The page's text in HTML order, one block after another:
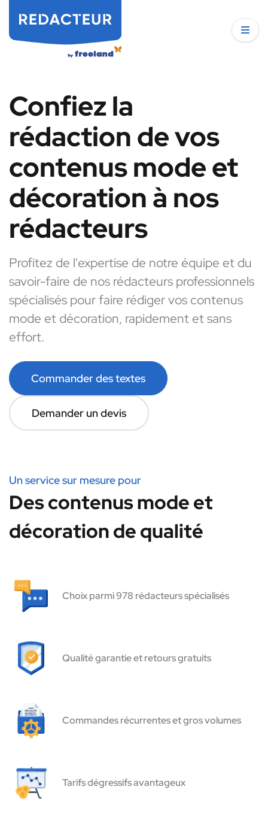
Confiez la
rédaction de vos
contenus mode et
décoration à nos
rédacteurs
Profitez de l'expertise de notre équipe et du
savoir-faire de nos rédacteurs professionnels
spécialisés pour faire rédiger vos contenus
mode et décoration, rapidement et sans
effort.
Commander des textes
Demander un devis
Un service sur mesure pour
Des contenus mode et
décoration de qualité
Choix parmi 978 rédacteurs spécialisés
Qualité garantie et retours gratuits
Commandes récurrentes et gros volumes
Tarifs dégressifs avantageux